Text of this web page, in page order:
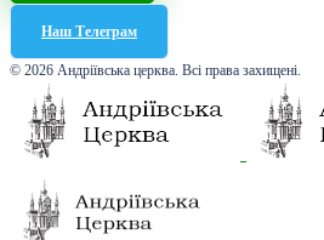
Наш Телеграм
© 2026 Андріївська церква. Всі права захищені.